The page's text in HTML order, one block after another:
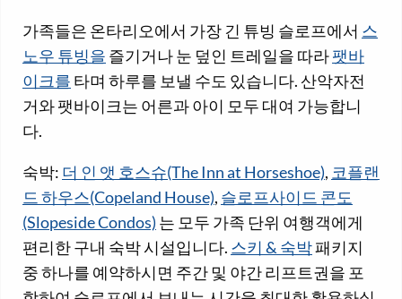
가족들은 온타리오에서 가장 긴 튜빙 슬로프에서 스
노우 튜빙을 즐기거나 눈 덮인 트레일을 따라팻바
이크를 타며 하루를 보낼 수도 있습니다. 산악자전
거와 팻바이크는 어른과 아이 모두 대여 가능합니
다.
숙박: 더 인 앳 호스슈(The Inn at Horseshoe), 코플랜
드 하우스(Copeland House), 슬로프사이드 콘도
(Slopeside Condos) 는 모두 가족 단위 여행객에게
편리한 구내 숙박 시설입니다. 스키 & 숙박패키지
중 하나를 예약하시면 주간 및 야간 리프트권을 포